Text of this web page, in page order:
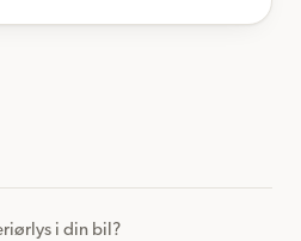
i din bil?